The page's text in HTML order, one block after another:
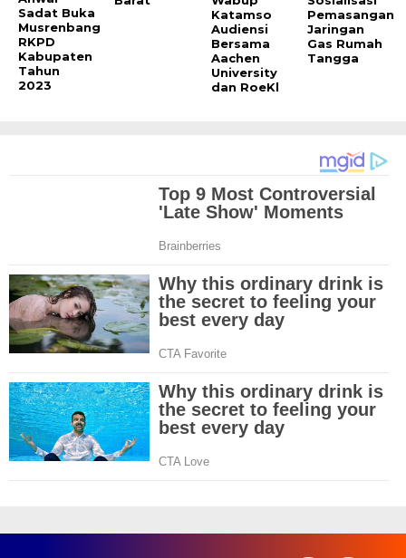
Sadat Buka
Musrenbang
RKPD
Kabupaten
Tahun
2023
Katamso
Audiensi
Bersama
Aachen
University
dan RoeKl
Pemasangan
Jaringan
Gas Rumah
Tangga